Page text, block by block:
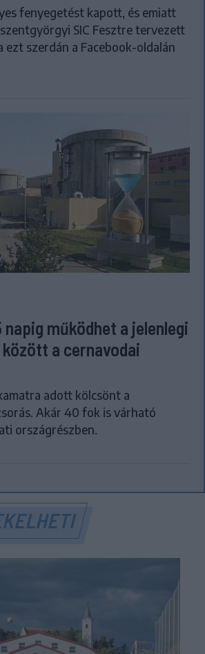
fenyegetést kapott, és emiatt
SIC Fesztre tervezett
ezt szerdán a Facebook-oldalán
működhet a jelenlegi
a cernavodai
adott kölcsönt a
Akár 40 fok is várható
országrészben.